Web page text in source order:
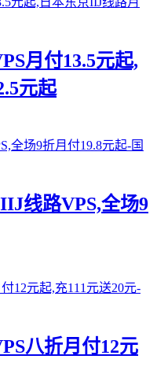
月付13.5元起,
元起
线路VPS,全场9
八折月付12元